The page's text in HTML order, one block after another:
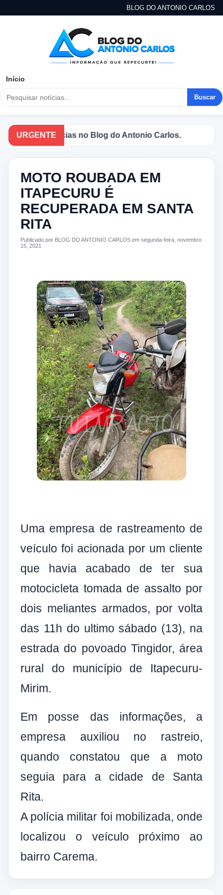
BLOG DO ANTONIO CARLOS
Início
Buscar
URGENTEnotícias no Blog do Antonio Carlos.
MOTO ROUBADA EM
ITAPECURU É
RECUPERADA EM SANTA
RITA
Publicado por BLOG DO ANTONIO CARLOS em segunda-feira, novembro
15, 2021
Uma empresa de rastreamento de
veículo foi acionada por um cliente
que havia acabado de ter sua
motocicleta tomada de assalto por
dois meliantes armados, por volta
das 11h do ultimo sábado (13), na
estrada do povoado Tingidor, área
rural do município de Itapecuru-
Mirim.
Em posse das informações, a
empresa auxiliou no rastreio,
quando constatou que a moto
seguia para a cidade de Santa
Rita.
A polícia militar foi mobilizada, onde
localizou o veículo próximo ao
bairro Carema.